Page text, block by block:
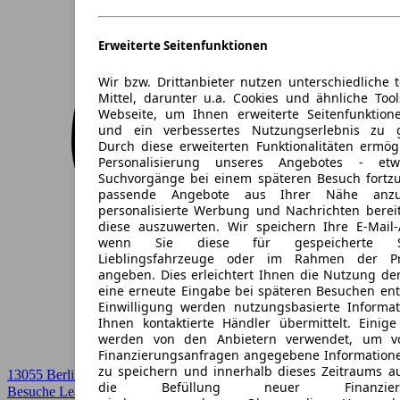
13055 Berlin
Besuche Leasingmarkt
Erweiterte Seitenfunktionen
Wir bzw. Drittanbieter nutzen unterschiedliche
Mittel, darunter u.a. Cookies und ähnliche
Webseite, um Ihnen erweiterte
und ein verbessertes Nutzungserlebnis zu
Durch diese erweiterten Funktionalitäten
Personalisierung unseres Angebotes -
Suchvorgänge bei einem späteren Besuch
passende Angebote aus Ihrer Nähe
personalisierte Werbung und Nachrichten
diese auszuwerten. Wir speichern Ihre E-Mail-
wenn Sie diese für gespeicherte
Lieblingsfahrzeuge oder im Rahmen der
angeben. Dies erleichtert Ihnen die Nutzung
eine erneute Eingabe bei späteren Besuchen
Einwilligung werden nutzungsbasierte
Ihnen kontaktierte Händler übermittelt. Einige
werden von den Anbietern verwendet, um
Finanzierungsanfragen angegebene
zu speichern und innerhalb dieses Zeitraums
die Befüllung neuer